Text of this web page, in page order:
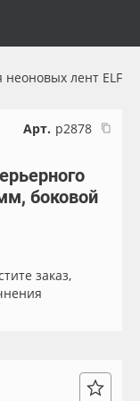
неоновых лент ELF
Арт. р2878
боковой
заказ,